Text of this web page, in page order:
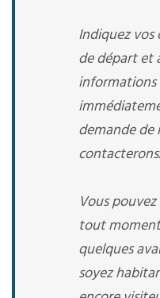
Indiquez vos
de départ et
informations
demande
contacterons.
Vous
tout
quelques
soyez